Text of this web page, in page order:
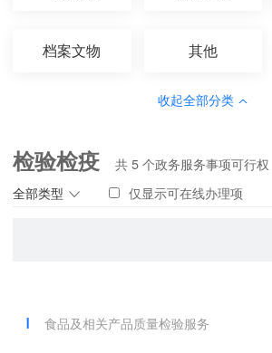
档案文物 其他
收起全部分类
检验检疫
全部类型
共5 个政务服务事项可行权
仅显示可在线办理项
食品及相关产品质量检验服务